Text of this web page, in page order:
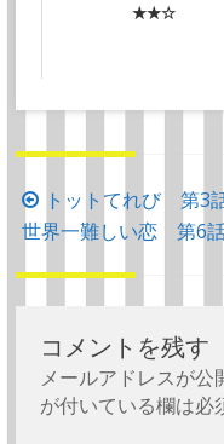
★★☆
投
稿
ナ
ビ
トットてれび 第3
世界一難しい恋 第6話
コメントを残す
メールアドレスが公
が付いている欄は必